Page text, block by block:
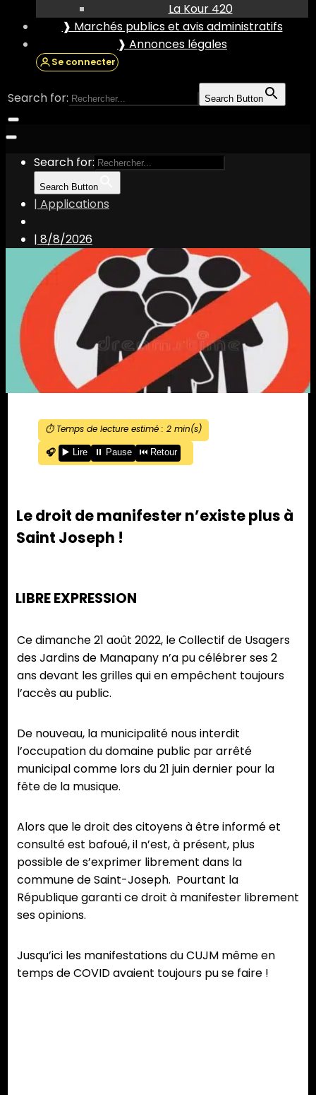
La Kour 420
❱ Marchés publics et avis administratifs
❱ Annonces légales
Se connecter
Search for: Search Button
Search for:
Search Button
| Applications
| 8/8/2026
⏱️ Temps de lecture estimé : 2min(s)
🎧
▶️ Lire ⏸️ Pause ⏮️ Retour
Le droit de manifester n’existe plus à
Saint Joseph !
LIBRE EXPRESSION
Ce dimanche 21 août 2022, le Collectif de Usagers
des Jardins de Manapany n’a pu célébrer ses 2
ans devant les grilles qui en empêchent toujours
l’accès au public.
De nouveau, la municipalité nous interdit
l’occupation du domaine public par arrêté
municipal comme lors du 21 juin dernier pour la
fête de la musique.
Alors que le droit des citoyens à être informé et
consulté est bafoué, il n’est, à présent, plus
possible de s’exprimer librement dans la
commune de Saint-Joseph. Pourtant la
République garanti ce droit à manifester librement
ses opinions.
Jusqu’ici les manifestations du CUJM même en
temps de COVID avaient toujours pu se faire !